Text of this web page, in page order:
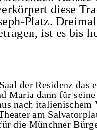
diese
Platz.
ist es bis
der Residenz das
Maria dann für
nach
am
die Münchner